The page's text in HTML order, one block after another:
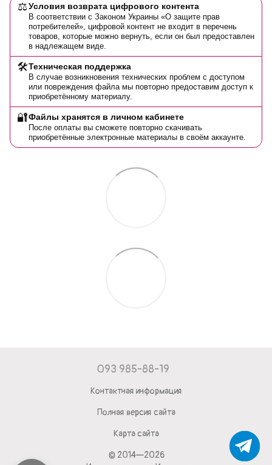
⚖️Условия возврата цифрового контента
В соответствии с Законом Украины «О защите прав
потребителей», цифровой контент не входит в перечень
товаров, которые можно вернуть, если он был предоставлен
в надлежащем виде.
🛠️Техническая поддержка
В случае возникновения технических проблем с доступом
или повреждения файла мы повторно предоставим доступ к
приобретённому материалу.
🔐Файлы хранятся в личном кабинете
После оплаты вы сможете повторно скачивать
приобретённые электронные материалы в своём аккаунте.
093 985-88-19
Контактная информация
Полная версия сайта
Карта сайта
© 2014—2026